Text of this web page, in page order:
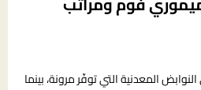
المعدنية التي توفّر مرونة، بينما